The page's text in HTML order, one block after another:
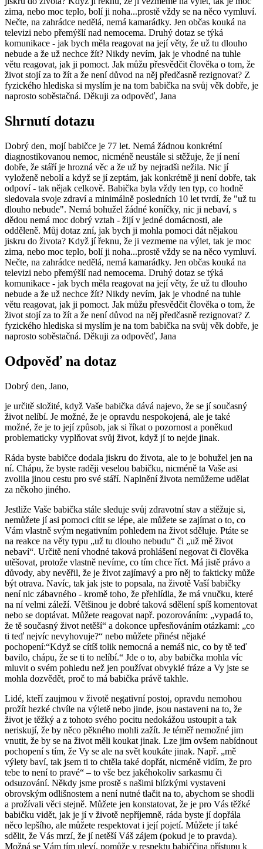
zima, nebo moc teplo, bolí ji noha...prostě vždy se na něco vymluví.
Nečte, na zahrádce nedělá, nemá kamarádky. Jen občas kouká na
televizi nebo přemýšlí nad nemocema. Druhý dotaz se týká
komunikace - jak bych měla reagovat na její věty, že už tu dlouho
nebude a že už nechce žít? Nikdy nevím, jak je vhodné na tuhle
větu reagovat, jak ji pomoct. Jak můžu přesvědčit člověka o tom, že
život stojí za to žít a že není důvod na něj předčasně rezignovat? Z
fyzického hlediska si myslím je na tom babička na svůj věk dobře, je
naprosto soběstačná. Děkuji za odpověď, Jana
Shrnutí dotazu
Dobrý den, mojí babičce je 77 let. Nemá žádnou konkrétní
diagnostikovanou nemoc, nicméně neustále si stěžuje, že jí není
dobře, že stáří je hrozná věc a že už by nejradši nežila. Nic jí
vyloženě nebolí a když se jí zeptám, jak konkrétně ji není dobře, tak
odpoví - tak nějak celkově. Babička byla vždy ten typ, co hodně
sledovala svoje zdraví a minimálně posledních 10 let tvrdí, že "už tu
dlouho nebude". Nemá bohužel žádné koníčky, nic ji nebaví, s
dědou nemá moc dobrý vztah - žijí v jedné domácnosti, ale
odděleně. Můj dotaz zní, jak bych ji mohla pomoci dát nějakou
jiskru do života? Když jí řeknu, že ji vezmeme na výlet, tak je moc
zima, nebo moc teplo, bolí ji noha...prostě vždy se na něco vymluví.
Nečte, na zahrádce nedělá, nemá kamarádky. Jen občas kouká na
televizi nebo přemýšlí nad nemocema. Druhý dotaz se týká
komunikace - jak bych měla reagovat na její věty, že už tu dlouho
nebude a že už nechce žít? Nikdy nevím, jak je vhodné na tuhle
větu reagovat, jak ji pomoct. Jak můžu přesvědčit člověka o tom, že
život stojí za to žít a že není důvod na něj předčasně rezignovat? Z
fyzického hlediska si myslím je na tom babička na svůj věk dobře, je
naprosto soběstačná. Děkuji za odpověď, Jana
Odpověď na dotaz
Dobrý den, Jano,
je určitě složité, když Vaše babička dává najevo, že se jí současný
život nelíbí. Je možné, že je opravdu nespokojená, ale je také
možné, že je to její způsob, jak si říkat o pozornost a poněkud
problematicky vyplňovat svůj život, když jí to nejde jinak.
Ráda byste babičce dodala jiskru do života, ale to je bohužel jen na
ní. Chápu, že byste raději veselou babičku, nicméně ta Vaše asi
zvolila jinou cestu pro své stáří. Naplnění života nemůžeme udělat
za někoho jiného.
Jestliže Vaše babička stále sleduje svůj zdravotní stav a stěžuje si,
nemůžete jí asi pomoci cítit se lépe, ale můžete se zajímat o to, co
Vám vlastně svým negativním pohledem na život sděluje. Ptáte se
na reakce na věty typu „už tu dlouho nebudu“ či „už mě život
nebaví“. Určitě není vhodné taková prohlášení negovat či člověka
utěšovat, protože vlastně nevíme, co tím chce říct. Má jistě právo a
důvody, aby nevěřil, že je život zajímavý a pro něj to fakticky může
být otrava. Navíc, tak jak jste to popsala, na životě Vaší babičky
není nic zábavného - kromě toho, že přehlídla, že má vnučku, které
na ní velmi záleží. Většinou je dobré taková sdělení spíš komentovat
nebo se doptávat. Můžete reagovat např. pozorováním: „vypadá to,
že tě současný život netěší“ a dokonce upřesňováním otázkami: „co
ti teď nejvíc nevyhovuje?“ nebo můžete přinést nějaké
pochopení:“Když se cítíš tolik nemocná a nemáš nic, co by tě teď
bavilo, chápu, že se ti to nelíbí.“ Jde o to, aby babička mohla víc
mluvit o svém pohledu než jen používat obvyklé fráze a Vy jste se
mohla dozvědět, proč to má babička právě takhle.
Lidé, kteří zaujmou v životě negativní postoj, opravdu nemohou
prožít hezké chvíle na výletě nebo jinde, jsou nastaveni na to, že
život je těžký a z tohoto svého pocitu nedokážou ustoupit a tak
neriskují, že by něco pěkného mohli zažít. Je téměř nemožné jim
vnutit, že by se na život měli koukat jinak. Lze jim ovšem nabídnout
pochopení s tím, že Vy se ale na svět koukáte jinak. Např. „mě
výlety baví, tak jsem ti to chtěla také dopřát, nicméně vidím, že pro
tebe to není to pravé“ – to vše bez jakéhokoliv sarkasmu či
odsuzování. Někdy jsme prostě s našimi blízkými vystaveni
obrovským odlišnostem a není nutné tlačit na to, abychom se shodli
a prožívali věci stejně. Můžete jen konstatovat, že je pro Vás těžké
babičku vidět, jak je jí v životě nepříjemně, ráda byste jí dopřála
něco lepšího, ale můžete respektovat i její pojetí. Můžete jí také
sdělit, že Vás mrzí, že jí netěší Váš zájem (pokud je to pravda).
Možná se Vám tím uleví, pomůže v respektu babiččina přístupu k